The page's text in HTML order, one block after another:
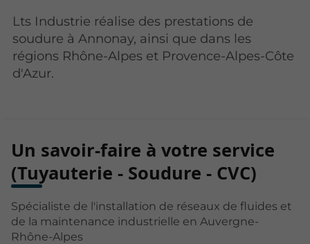
Lts Industrie réalise des prestations de
soudure à Annonay, ainsi que dans les
régions Rhône-Alpes et Provence-Alpes-Côte
d'Azur.
Un savoir-faire à votre service
(Tuyauterie - Soudure - CVC)
Spécialiste de l'installation de réseaux de fluides et
de la maintenance industrielle en Auvergne-
Rhône-Alpes